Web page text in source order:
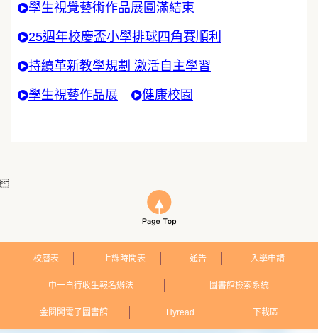
學生視覺藝術作品展圓滿結束
25週年校慶盃小學排球四角賽順利
持續革新教學規劃 激活自主學習
學生視藝作品展 健康校園

校曆表 上課時間表 通告 入學申請
中一自行收生報名辦法 圖書館檢索系統
金閱閣電子圖書館 Hyread 下載區